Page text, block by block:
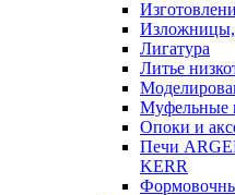
Изложницы,
Лигатура
Литье
Муфельные
Опоки и
Печи
KERR